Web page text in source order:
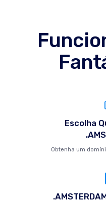
Escolha
Obtenha um